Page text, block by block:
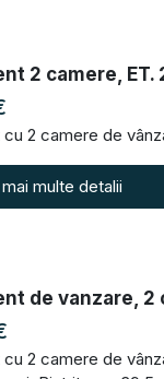
2 camere, ET.
2 camere de
multe detalii
de vanzare, 2
2 camere de